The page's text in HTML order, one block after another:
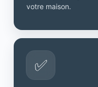
votre maison.
✅